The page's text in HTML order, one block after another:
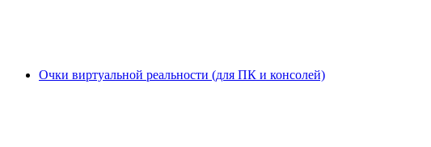
Очки виртуальной реальности (для ПК и консолей)